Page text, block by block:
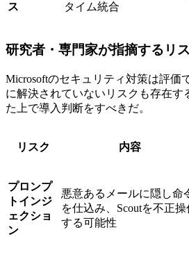
ス
タイム統合
研究者・専門家が指摘するリ
Microsoftのセキュリティ対策は評価
に解決されていないリスクも存在す
た上で導入判断をすべきだ。
リスク 内容
プロンプ
トインジ
ェクショ
ン
悪意あるメールに隠し命
を仕込み、Scoutを不正操
する可能性